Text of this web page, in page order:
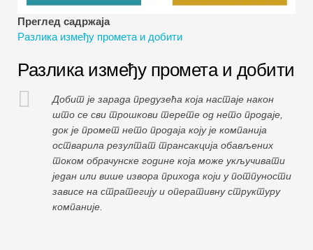
Пуни облик
Водичи за управљање ризиком
Преглед садржаја
Разлика између промета и добити
Разлика између промета и добити
Добит је зарада предузећа која настаје након
што се сви трошкови терете од нето продаје,
док је промет нето продаја коју је компанија
остварила резултат трансакција обављених
током обрачунске године која може укључивати
један или више извора прихода који у потпуности
зависе на стратегију и оперативну структуру
компаније.